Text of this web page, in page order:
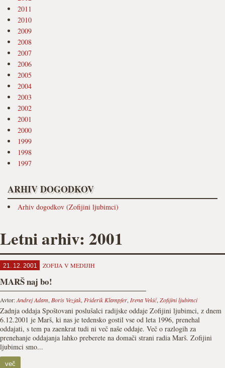
2011
2010
2009
2008
2007
2006
2005
2004
2003
2002
2001
2000
1999
1998
1997
ARHIV DOGODKOV
Arhiv dogodkov (Zofijini ljubimci)
Letni arhiv: 2001
21. 12. 2001 ZOFIJA V MEDIJIH
MARŠ naj bo!
Avtor:Andrej Adam, Boris Vezjak, Friderik Klampfer, Irena Vekić, Zofijini ljubimci
Zadnja oddaja Spoštovani poslušalci radijske oddaje Zofijini ljubimci, z dnem
6.12.2001 je Marš, ki nas je tedensko gostil vse od leta 1996, prenehal
oddajati, s tem pa zaenkrat tudi ni več naše oddaje. Več o razlogih za
prenehanje oddajanja lahko preberete na domači strani radia Marš. Zofijini
ljubimci smo...
več